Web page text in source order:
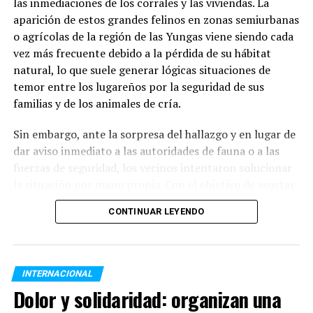
TEMAS RELACIONADOS:
SIGUENTE
Un árbol le destruyó su casa y le quedó lo puesto
Dónde y cuándo: el calendario de ferias y mercados
atención presencial en salón y el3,7% distribuye
módulos alimentarios.
Respecto a la distribución horaria de las raciones, la
mayor demanda se concentra durante el contraturno
escolar y laboral:
Cenas:33,3%.
Módulos alimentarios:
aparición de estos grandes felinos en zonas semiurbanas
o agrícolas de la región de las Yungas viene siendo cada
vez más frecuente debido a la pérdida de su hábitat
natural, lo que suele generar lógicas situaciones de
temor entre los lugareños por la seguridad de sus
familias y de los animales de cría.
Sin embargo, ante la sorpresa del hallazgo y en lugar de
dar aviso inmediato a las autoridades de fauna o a las
fuerzas de seguridad, los vecinos intentaron solucionar
al animal para que regresara hacia el monte, decidieron
encender fogatas de manera precaria y arrojar ramas
El fuego fuera de control y los daños ambientales
combinación de una persistente sequía en la vegetación
CONTINUAR LEYENDO
INTERNACIONAL
Dolor y solidaridad: organizan una